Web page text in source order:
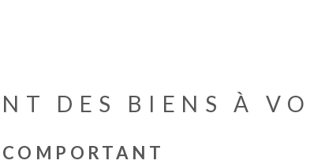
DES BIENS À
COMPORTANT